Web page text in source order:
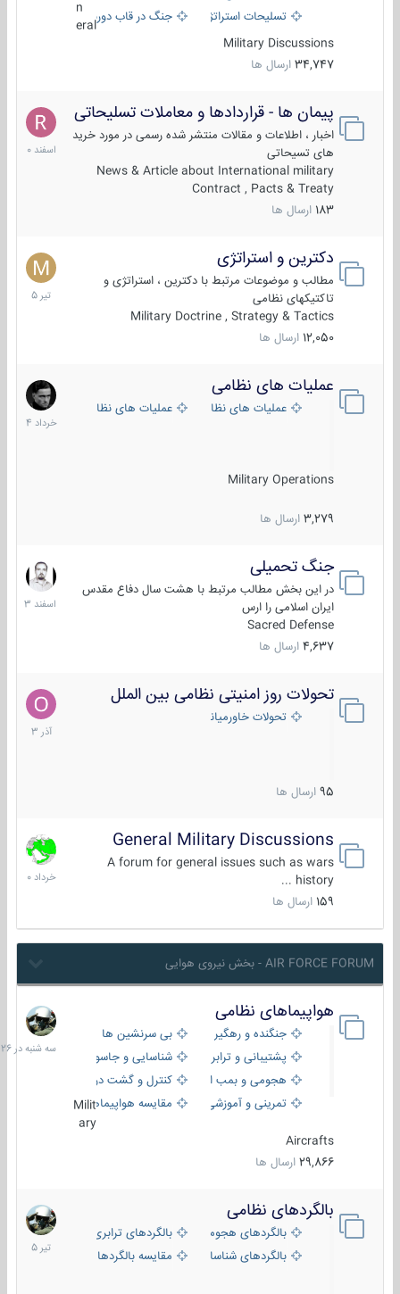
تسلیحات استراتژیک
جنگ در قاب دوربین
eral
Military Discussions
34,747 ارسال ها
پیمان ها - قراردادها و معاملات تسلیحاتی
اخبار ، اطلاعات و مقالات منتشر شده رسمی در مورد خرید
های تسیحاتی
News & Article about International military
Contract , Pacts & Treaty
183 ارسال ها
7
اسفند
1400
دکترین و استراتژی
مطالب و موضوعات مرتبط با دکترین ، استراتژی و
تاکتیکهای نظامی
Military Doctrine , Strategy & Tactics
12,050 ارسال ها
27
تیر
1405
عملیات های نظامی
عملیات های نظامی ایرانعملیات های نظامی خارجی
Military Operations
3,279 ارسال ها
5
خرداد
1404
جنگ تحمیلی
در این بخش مطالب مرتبط با هشت سال دفاع مقدس
ایران اسلامی را ارس
Sacred Defense
4,637 ارسال ها
20
اسفند
1403
تحولات روز امنیتی نظامی بین الملل
تحولات خاورمیانه
95 ارسال ها
21
آذر
1403
General Military Discussions
A forum for general issues such as wars
history ...
159 ارسال ها
10
خرداد
1400
AIR FORCE FORUM - بخش نیروی هوایی
هواپیماهای نظامی
جنگنده و رهگیر
بی سرنشین ها
پشتیبانی و ترابری
شناسایی و جاسوسی
هجومی و بمب افکن
کنترل و گشت دریایی
تمرینی و آموزشی
مقایسه هواپیماهاMilit
ary
Aircrafts
29,866 ارسال ها
سه
شنبه
در
بالگردهای نظامی
بالگردهای هجومی
بالگردهای ترابری
بالگردهای شناسایی
مقایسه بالگردها
22
تیر
1405